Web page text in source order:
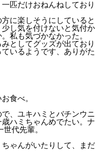
匹だけおねんねしており
に楽しそうにしていると
し気を付けないと気付か
私も気づかなかった。
としてグッズが出ており
いるようです、ありがた
食べ。
、ユキハミとバチンウニ
ハミちゃんめでたい。ナ
代先輩。
ゃんがいたりして、まだ